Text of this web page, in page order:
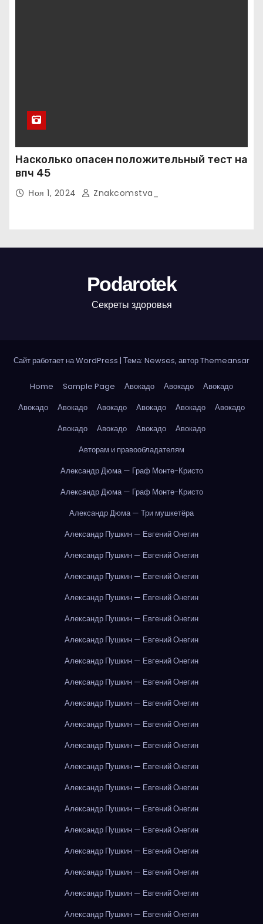
Насколько опасен положительный тест на
впч 45
Ноя 1, 2024 Znakcomstva_
Podarotek
Секреты здоровья
Сайт работает на WordPress | Тема: Newses, авторThemeansar
Home Sample Page Авокадо Авокадо
Авокадо
Авокадо
Авокадо Авокадо Авокадо Авокадо
Авокадо
Авокадо
Авокадо Авокадо
Авокадо
Авторам и правообладателям
Александр Дюма — Граф Монте-Кристо
Александр Дюма — Граф Монте-Кристо
Александр Дюма — Три мушкетёра
Александр Пушкин — Евгений Онегин
Александр Пушкин — Евгений Онегин
Александр Пушкин — Евгений Онегин
Александр Пушкин — Евгений Онегин
Александр Пушкин — Евгений Онегин
Александр Пушкин — Евгений Онегин
Александр Пушкин — Евгений Онегин
Александр Пушкин — Евгений Онегин
Александр Пушкин — Евгений Онегин
Александр Пушкин — Евгений Онегин
Александр Пушкин — Евгений Онегин
Александр Пушкин — Евгений Онегин
Александр Пушкин — Евгений Онегин
Александр Пушкин — Евгений Онегин
Александр Пушкин — Евгений Онегин
Александр Пушкин — Евгений Онегин
Александр Пушкин — Евгений Онегин
Александр Пушкин — Евгений Онегин
Александр Пушкин — Евгений Онегин